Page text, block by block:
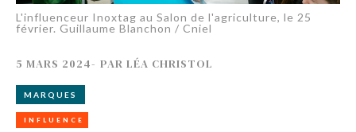
L'influenceur Inoxtag au Salon de l'agriculture, le 25
février. Guillaume Blanchon / Cniel
5 MARS 2024- PAR LÉA CHRISTOL
MARQUES
INFLUENCE